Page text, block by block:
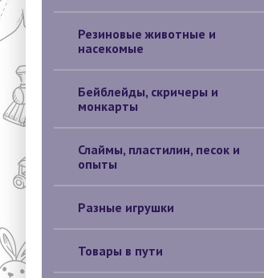
Резиновые животные и
насекомые
Бейблейды, скричеры и
монкарты
Слаймы, пластилин, песок и
опыты
Разные игрушки
Товары в пути